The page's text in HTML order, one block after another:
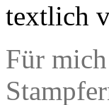
textlich
Für